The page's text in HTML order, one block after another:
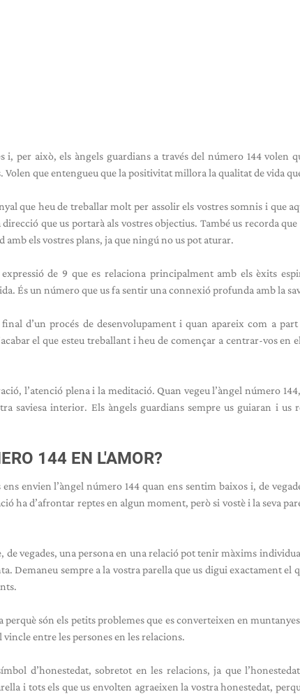
i, per això, els àngels guardians a través del número 144 volen
Volen que entengueu que la positivitat millora la qualitat de vida
que heu de treballar molt per assolir els vostres somnis i que
que us portarà als vostres objectius. També us recorda
amb els vostres plans, ja que ningú no us pot aturar.
expressió de 9 que es relaciona principalment amb els èxits
És un número que us fa sentir una connexió profunda amb la
d’un procés de desenvolupament i quan apareix com a
el que esteu treballant i heu de començar a centrar-vos en
l’atenció plena i la meditació. Quan vegeu l’àngel número
saviesa interior. Els àngels guardians sempre us guiaran i us
144 EN L'AMOR?
envien l’àngel número 144 quan ens sentim baixos i, de
ha d’afrontar reptes en algun moment, però si vostè i la seva
de vegades, una persona en una relació pot tenir màxims
Demaneu sempre a la vostra parella que us digui exactament el
perquè són els petits problemes que es converteixen en
entre les persones en les relacions.
d’honestedat, sobretot en les relacions, ja que
i tots els que us envolten agraeixen la vostra honestedat,